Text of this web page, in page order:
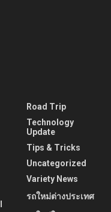
Road Trip
Technology
Update
Tips & Tricks
Uncategorized
Variety News
รถใหม่ต่างประเทศ